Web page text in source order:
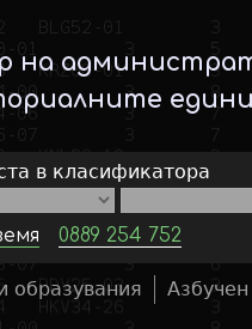
Skip
to
main
на
в класификатора
0889 254 752
образувания